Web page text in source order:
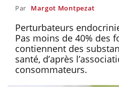
Par Margot Montpezat
Perturbateurs
Pas moins de 40% des
contiennent des
santé, d’après
consommateurs.